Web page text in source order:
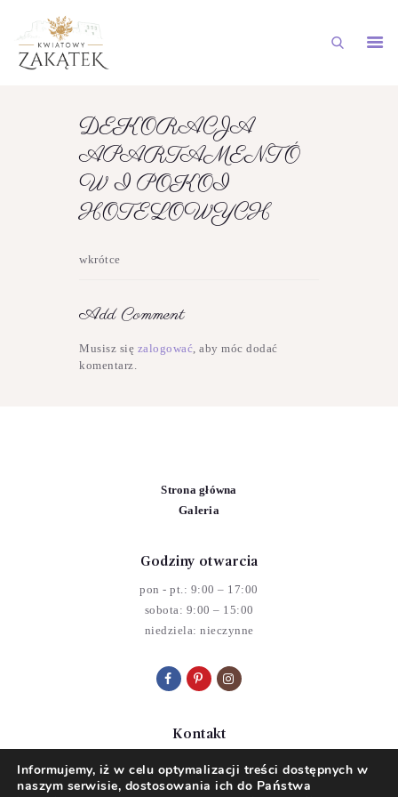
NASZA OFERTA
GALERIA
AKTUALNOŚCI
KONTAKT
DEKORACJA
APARTAMENTÓ
W I POKOI
HOTELOWYCH
wkrótce
Add Comment
Musisz się zalogować, aby móc dodać
komentarz.
Strona główna
Galeria
Godziny otwarcia
pon - pt.: 9:00 – 17:00
sobota: 9:00 – 15:00
niedziela: nieczynne
Kontakt
ul. Tyszkiewicza 18, 24-120 Kazimierz Dolny
Email:
kazimierz.kwiaciarnia@gmail.com
Informujemy, iż w celu optymalizacji treści dostępnych w
naszym serwisie, dostosowania ich do Państwa